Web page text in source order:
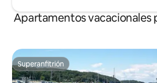
Apartamentos vacacionales
Superanfitrión
Superanfitrión